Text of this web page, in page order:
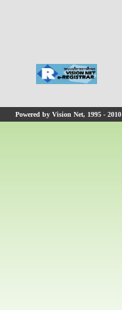
Powered by Vision Net, 1995 - 2010